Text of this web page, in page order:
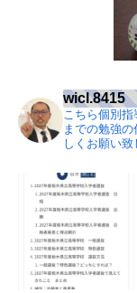
wicl.8415
こちら個別指
までの勉強
しくお願い致